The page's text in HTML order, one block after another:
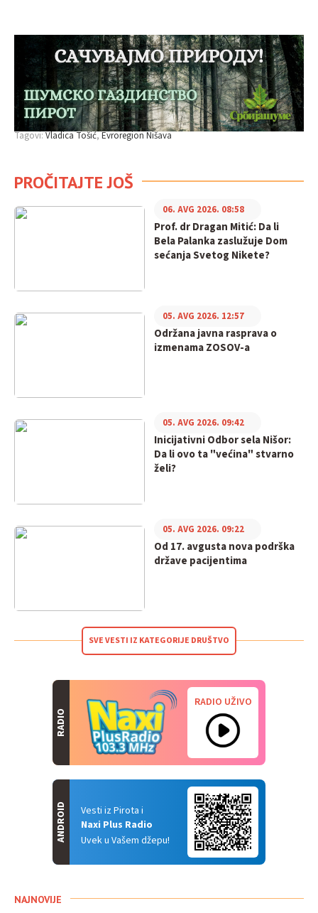
Tagovi:Vladica Tošić Evroregion Nišava
PROČITAJTE JOŠ
Prof. dr Dragan Mitić: Da li
Bela Palanka zaslužuje Dom
sećanja Svetog Nikete?
06. AVG 2026. 08:58
Održana javna rasprava o
izmenama ZOSOV-a
05. AVG 2026. 12:57
Inicijativni Odbor sela Nišor:
Da li ovo ta "većina" stvarno
želi?
05. AVG 2026. 09:42
Od 17. avgusta nova podrška
države pacijentima
05. AVG 2026. 09:22
SVE VESTI IZ KATEGORIJE DRUŠTVO
RADIO
RADIO UŽIVO
Vesti iz Pirota i
Naxi Plus Radio
Uvek u Vašem džepu!
ANDROID
NAJNOVIJE